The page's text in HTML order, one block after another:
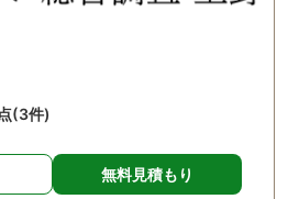
(3件)
無料見積もり